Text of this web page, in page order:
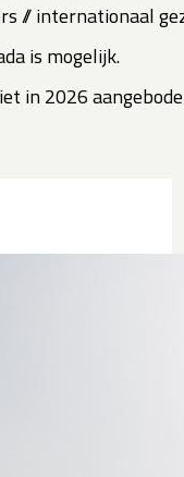
// internationaal
is mogelijk.
in 2026